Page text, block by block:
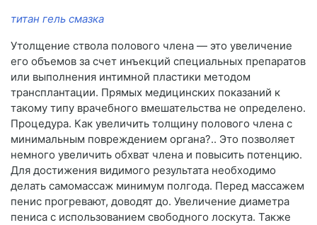
титан гель смазка
Утолщение ствола полового члена — это увеличение
его объемов за счет инъекций специальных препаратов
или выполнения интимной пластики методом
трансплантации. Прямых медицинских показаний к
такому типу врачебного вмешательства не определено.
Процедура. Как увеличить толщину полового члена с
минимальным повреждением органа?.. Это позволяет
немного увеличить обхват члена и повысить потенцию.
Для достижения видимого результата необходимо
делать самомассаж минимум полгода. Перед массажем
пенис прогревают, доводят до. Увеличение диаметра
пениса с использованием свободного лоскута. Также